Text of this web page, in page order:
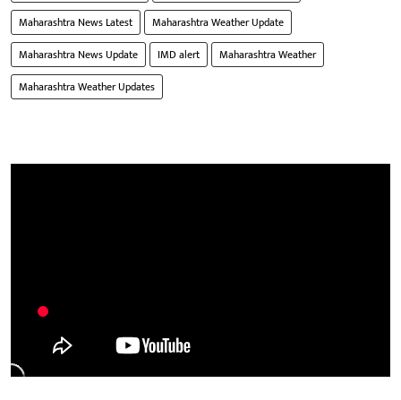
Maharashtra News Latest
Maharashtra Weather Update
Maharashtra News Update
IMD alert
Maharashtra Weather
Maharashtra Weather Updates